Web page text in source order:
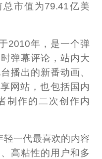
市值为79.41亿美
2010年，是一个弹
弹幕评论，站内大
播出的新番动画、
网站，也包括国内
制作的二次创作内
轻一代最喜欢的内容
高粘性的用户和多